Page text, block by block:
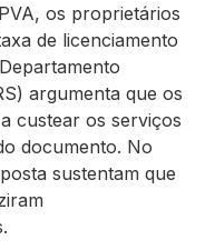
os proprietários
de licenciamento
argumenta que os
custear os serviços
documento. No
sustentam que